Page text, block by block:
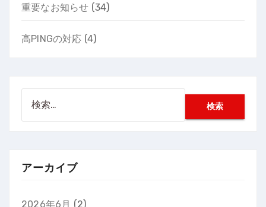
重要なお知らせ (34)
高PINGの対応 (4)
アーカイブ
2026年6月 (2)